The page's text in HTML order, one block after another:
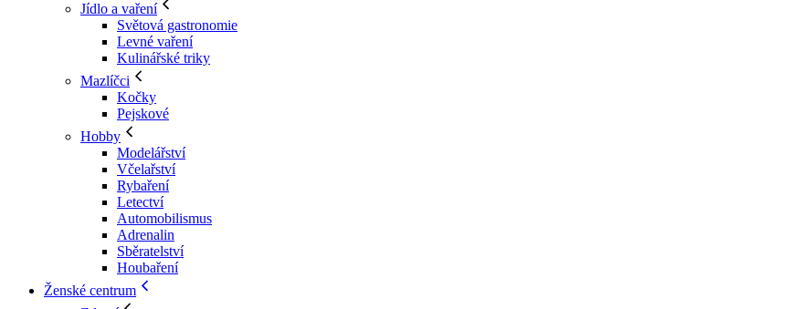
Jídlo a vaření
Světová gastronomie
Levné vaření
Kulinářské triky
Mazlíčci
Kočky
Pejskové
Hobby
Modelářství
Včelařství
Rybaření
Letectví
Automobilismus
Adrenalin
Sběratelství
Houbaření
Ženské centrum